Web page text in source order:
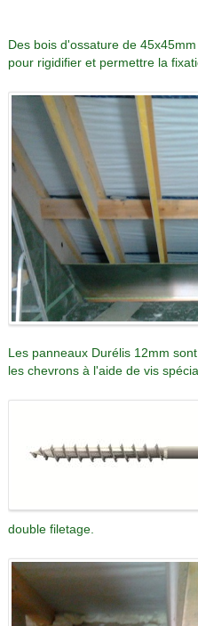
Des bois d'ossature de
pour rigidifier et permettre la
Les panneaux Durélis 12mm
les chevrons à l'aide de vis
double filetage.